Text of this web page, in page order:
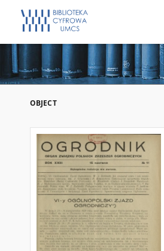
OBJECT